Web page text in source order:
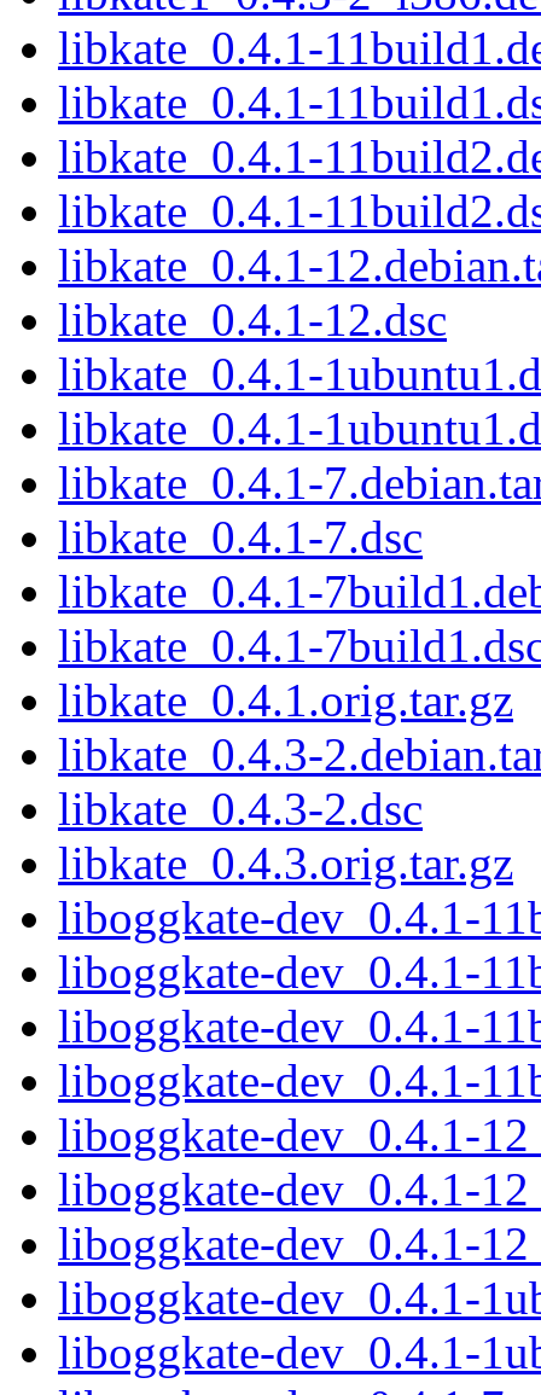
libkate_0.4.1-
libkate_0.4.1-
libkate_0.4.1-
libkate_0.4.1-
libkate_0.4.1-
libkate_0.4.1-12.dsc
libkate_0.4.1-
libkate_0.4.1-
libkate_0.4.1-
libkate_0.4.1-7.dsc
libkate_0.4.1-
libkate_0.4.1-
libkate_0.4.1.orig.tar.gz
libkate_0.4.3-
libkate_0.4.3-2.dsc
libkate_0.4.3.orig.tar.gz
liboggkate-dev_0.4.1-
liboggkate-dev_0.4.1-
liboggkate-dev_0.4.1-
liboggkate-dev_0.4.1-
liboggkate-dev_0.4.1-
liboggkate-dev_0.4.1-
liboggkate-dev_0.4.1-
liboggkate-dev_0.4.1-
liboggkate-dev_0.4.1-